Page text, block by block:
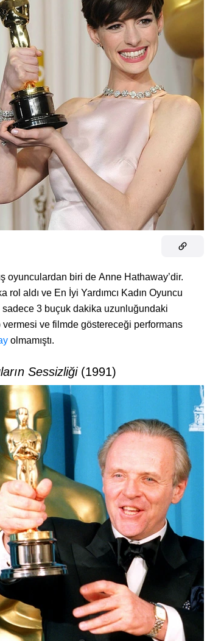
oyunculardan biri de Anne Hathaway’dir.
aldı ve En İyi Yardımcı Kadın Oyuncu
sadece 3 buçuk dakika uzunluğundaki
ve filmde göstereceği performans
olmamıştı.
Sessizliği (1991)